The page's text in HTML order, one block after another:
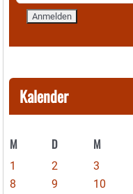
Kalender
M D M
1 2 3
8
9 10